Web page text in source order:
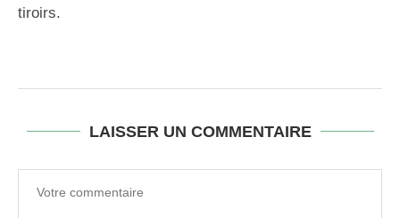
tiroirs.
LAISSER UN COMMENTAIRE